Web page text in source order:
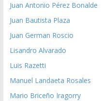
Juan Antonio Pérez Bonalde
Juan Bautista Plaza
Juan German Roscio
Lisandro Alvarado
Luis Razetti
Manuel Landaeta Rosales
Mario Briceño Iragorry